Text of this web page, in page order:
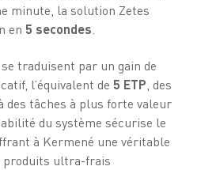
minute, la solution Zetes
en 5 secondes
traduisent par un gain de
l’équivalent de 5 ETP, des
des tâches à plus forte valeur
du système sécurise le
à Kermené une véritable
produits ultra-frais